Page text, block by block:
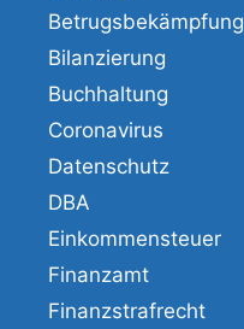
Betrugsbekämpfung
Bilanzierung
Buchhaltung
Coronavirus
Datenschutz
DBA
Einkommensteuer
Finanzamt
Finanzstrafrecht